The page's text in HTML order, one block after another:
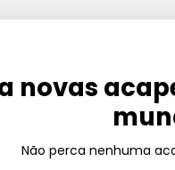
novas
Não perca nenhuma